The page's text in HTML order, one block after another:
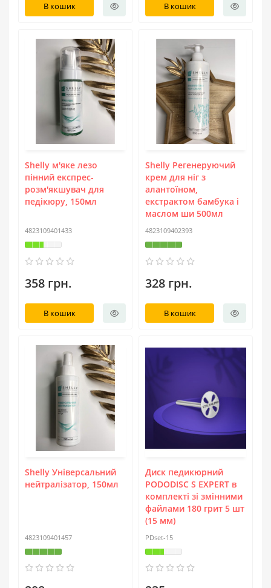
В кошик В кошик
Shelly м'яке лезо
пінний експрес-
розм'якшувач для
педікюру, 150мл
4823109401433
358 грн.
В кошик
Shelly Регенеруючий
крем для ніг з
алантоїном,
екстрактом бамбука і
маслом ши 500мл
4823109402393
328 грн.
В кошик
Shelly Універсальний
нейтралізатор, 150мл
4823109401457
Диск педикюрний
PODODISC S EXPERT в
комплекті зі змінними
файлами 180 грит 5 шт
(15 мм)
PDset-15